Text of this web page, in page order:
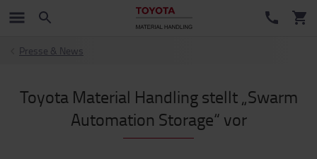
Presse & News
Toyota Material Handling stellt „Swarm
Automation Storage“ vor